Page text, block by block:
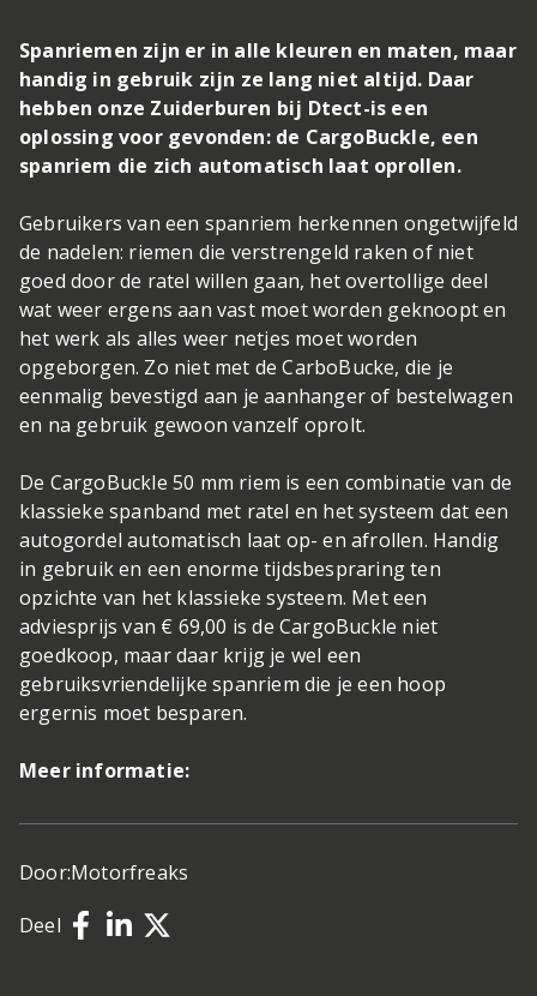
Spanriemen zijn er in alle kleuren en maten, maar
handig in gebruik zijn ze lang niet altijd. Daar
hebben onze Zuiderburen bij Dtect-is een
oplossing voor gevonden: de CargoBuckle, een
spanriem die zich automatisch laat oprollen.
Gebruikers van een spanriem herkennen ongetwijfeld
de nadelen: riemen die verstrengeld raken of niet
goed door de ratel willen gaan, het overtollige deel
wat weer ergens aan vast moet worden geknoopt en
het werk als alles weer netjes moet worden
opgeborgen. Zo niet met de CarboBucke, die je
eenmalig bevestigd aan je aanhanger of bestelwagen
en na gebruik gewoon vanzelf oprolt.
De CargoBuckle 50 mm riem is een combinatie van de
klassieke spanband met ratel en het systeem dat een
autogordel automatisch laat op- en afrollen. Handig
in gebruik en een enorme tijdsbespraring ten
opzichte van het klassieke systeem. Met een
adviesprijs van € 69,00 is de CargoBuckle niet
goedkoop, maar daar krijg je wel een
gebruiksvriendelijke spanriem die je een hoop
ergernis moet besparen.
Meer informatie:
Door:Motorfreaks
Deel